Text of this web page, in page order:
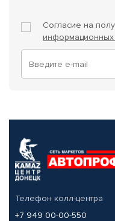
Согласие на
Телефон колл-центра
+7 949 00-00-550